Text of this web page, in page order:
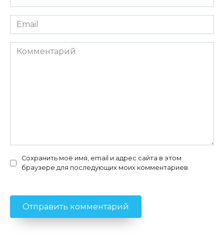
*
Email
*
Комментарий
Сохранить моё имя, email и адрес сайта в этом
браузере для последующих моих комментариев.